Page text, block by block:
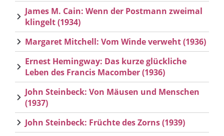
James M. Cain: Wenn der Postmann zweimal
klingelt (1934)
Margaret Mitchell: Vom Winde verweht (1936)
Ernest Hemingway: Das kurze glückliche
Leben des Francis Macomber (1936)
John Steinbeck: Von Mäusen und Menschen
(1937)
John Steinbeck: Früchte des Zorns (1939)